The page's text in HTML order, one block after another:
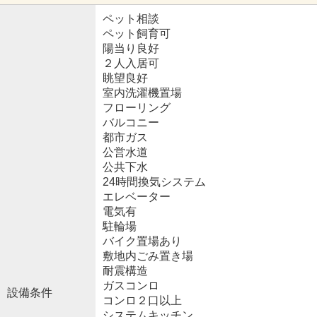
設備条件
ペット相談
ペット飼育可
陽当り良好
２人入居可
眺望良好
室内洗濯機置場
フローリング
バルコニー
都市ガス
公営水道
公共下水
24時間換気システム
エレベーター
電気有
駐輪場
バイク置場あり
敷地内ごみ置き場
耐震構造
ガスコンロ
コンロ２口以上